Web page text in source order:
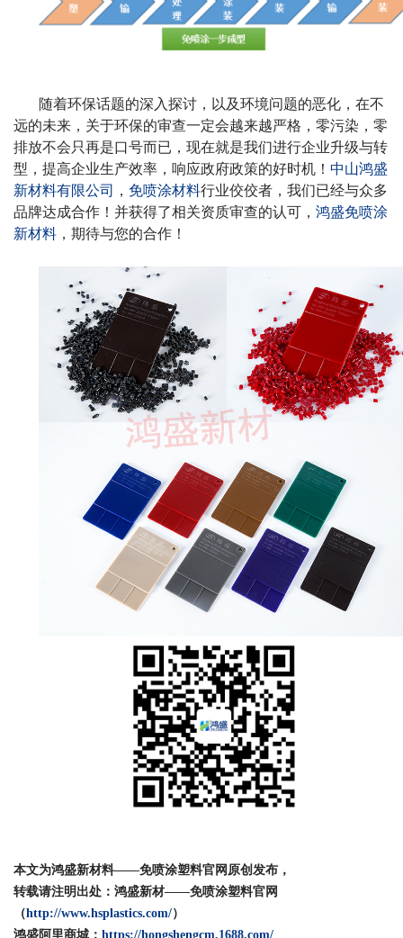
随着环保话题的深入探讨，以及环境问题的恶化，在不
远的未来，关于环保的审查一定会越来越严格，零污染，零
排放不会只再是口号而已，现在就是我们进行企业升级与转
型，提高企业生产效率，响应政府政策的好时机！ 中山鸿盛
新材料有限公司
， 免喷涂材料行业佼佼者，我们已经与众多
品牌达成合作！并获得了相关资质审查的认可， 鸿盛免喷涂
新材料 ，期待与您的合作！
本文为鸿盛新材料——免喷涂塑料官网原创发布，
转载请注明出处：鸿盛新材——免喷涂塑料官网
（http://www.hsplastics.com/）
鸿盛阿里商城： https://hongshengcm.1688.com/